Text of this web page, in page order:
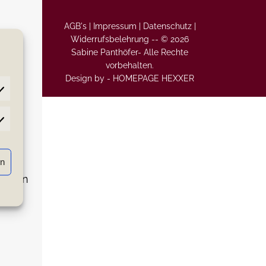
nun
AGB's | Impressum |
Datenschutz |
Widerrufsbelehrung -- © 2026
Sabine Panthöfer- Alle Rechte
vorbehalten.
Design by - HOMEPAGE HEXXER